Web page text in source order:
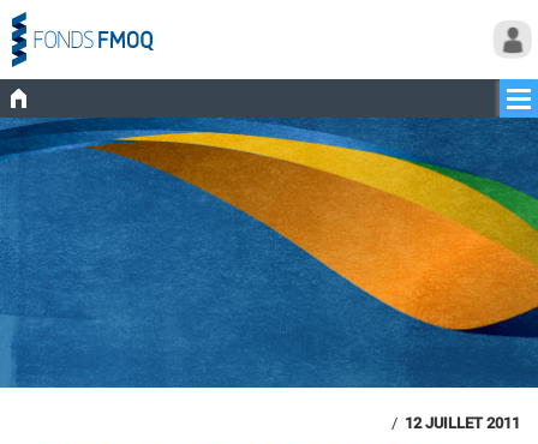
/ 12 JUILLET 2011